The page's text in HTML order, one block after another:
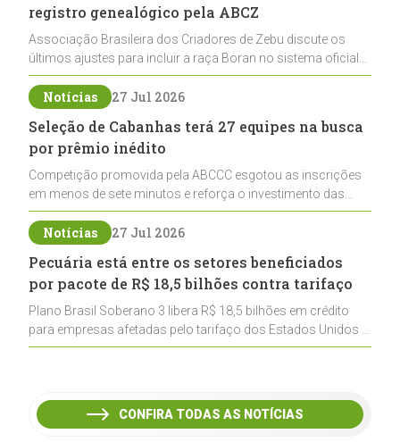
registro genealógico pela ABCZ
Associação Brasileira dos Criadores de Zebu discute os
últimos ajustes para incluir a raça Boran no sistema oficial
de registros, abrindo caminho para sua expansão na
pecuária nacional
Notícias 27 Jul 2026
Seleção de Cabanhas terá 27 equipes na busca
por prêmio inédito
Competição promovida pela ABCCC esgotou as inscrições
em menos de sete minutos e reforça o investimento das
cabanhas na seleção genética de Cavalos Crioulos voltados
ao laço
Notícias 27 Jul 2026
Pecuária está entre os setores beneficiados
por pacote de R$ 18,5 bilhões contra tarifaço
Plano Brasil Soberano 3 libera R$ 18,5 bilhões em crédito
para empresas afetadas pelo tarifaço dos Estados Unidos e
inclui a pecuária entre os setores estratégicos
CONFIRA TODAS AS NOTÍCIAS